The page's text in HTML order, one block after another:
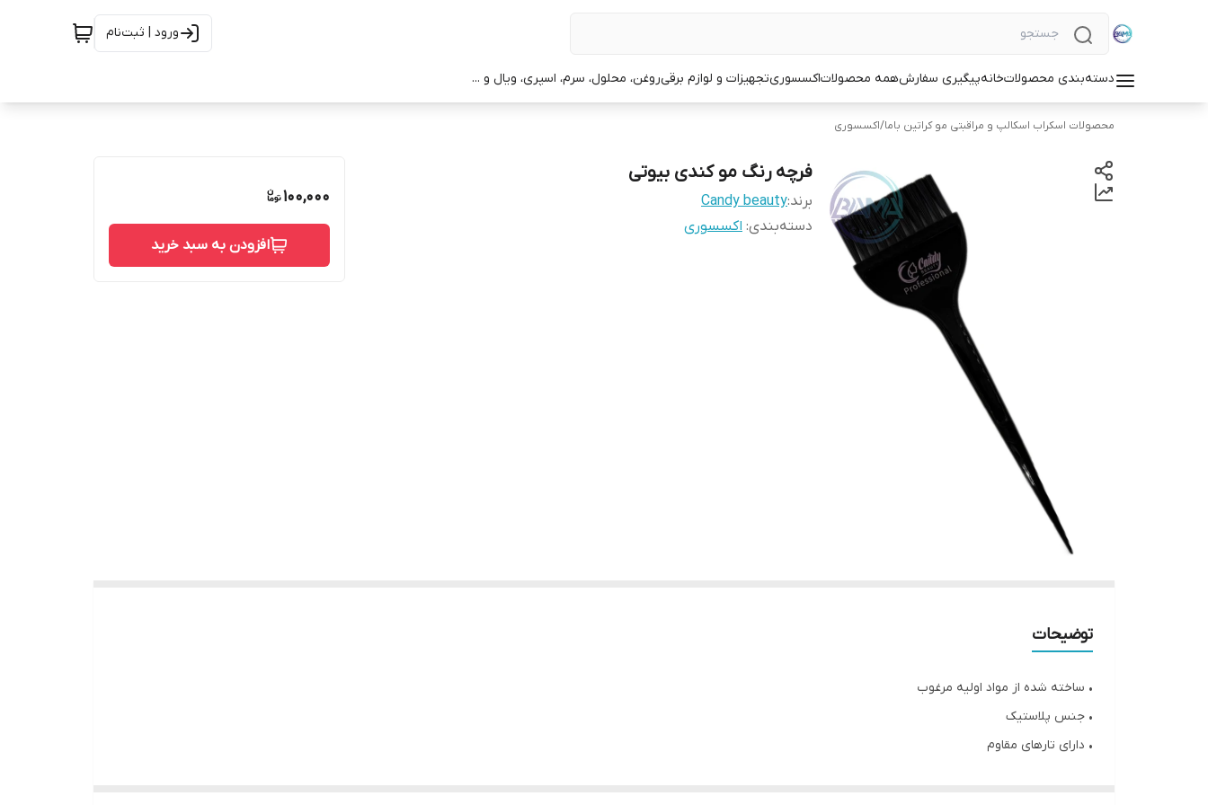
ورود | ثبت‌نام
دسته‌بندی محصولاتخانهپیگیری سفارشهمه محصولاتاکسسوریتجهیزات و لوازم برقیروغن، محلول، سرم، اسپری، ویال و ...
محصولات اسکراب اسکالپ و مراقبتی مو کراتین باما/اکسسوری
فرچه رنگ مو کندی بیوتی
برند:Candy beauty
دسته‌بندی: اکسسوری
100,000
افزودن به سبد خرید
توضیحات
• ساخته شده از مواد اولیه مرغوب
• جنس پلاستیک
• دارای تارهای مقاوم